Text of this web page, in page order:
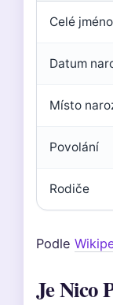
Celé jméno
Datum
Místo
Povolání
Rodiče
Podle
Je Nico